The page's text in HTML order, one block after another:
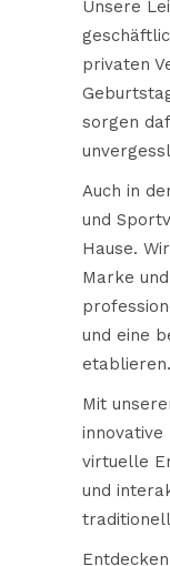
Unsere
privaten
sorgen
Auch in
und
Hause.
Marke
und eine
etablieren.
Mit
virtuelle
und